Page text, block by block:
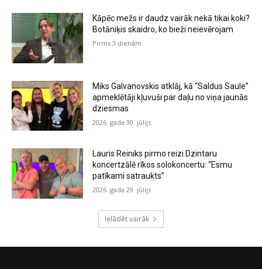
Kāpēc mežs ir daudz vairāk nekā tikai koki?
Botāniķis skaidro, ko bieži neievērojam
Pirms 3 dienām
Miks Galvanovskis atklāj, kā “Saldus Saule”
apmeklētāji kļuvuši par daļu no viņa jaunās
dziesmas
2026. gada 30. jūlijs
Lauris Reiniks pirmo reizi Dzintaru
koncertzālē rīkos solokoncertu: “Esmu
patīkami satraukts”
2026. gada 29. jūlijs
Ielādēt vairāk